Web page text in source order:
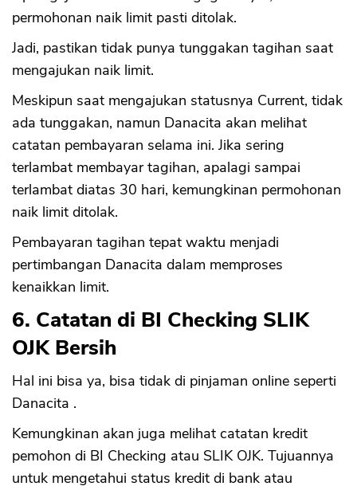
permohonan naik limit pasti ditolak.
Jadi, pastikan tidak punya tunggakan tagihan saat
mengajukan naik limit.
Meskipun saat mengajukan statusnya Current, tidak
ada tunggakan, namun Danacita akan melihat
catatan pembayaran selama ini. Jika sering
terlambat membayar tagihan, apalagi sampai
terlambat diatas 30 hari, kemungkinan permohonan
naik limit ditolak.
Pembayaran tagihan tepat waktu menjadi
pertimbangan Danacita dalam memproses
kenaikkan limit.
6. Catatan di BI Checking SLIK
OJK Bersih
Hal ini bisa ya, bisa tidak di pinjaman online seperti
Danacita .
Kemungkinan akan juga melihat catatan kredit
pemohon di BI Checking atau SLIK OJK. Tujuannya
untuk mengetahui status kredit di bank atau
CANCEL